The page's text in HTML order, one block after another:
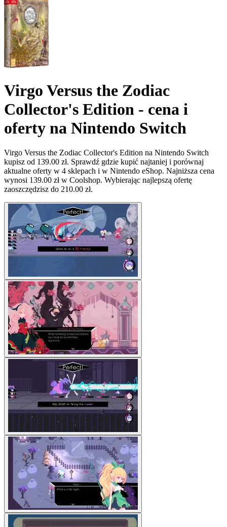
Virgo Versus the Zodiac
Collector's Edition - cena i
oferty na Nintendo Switch
Virgo Versus the Zodiac Collector's Edition na Nintendo Switch
kupisz od 139.00 zł. Sprawdź gdzie kupić najtaniej i porównaj
aktualne oferty w 4 sklepach i w Nintendo eShop. Najniższa cena
wynosi 139.00 zł w Coolshop. Wybierając najlepszą ofertę
zaoszczędzisz do 210.00 zł.